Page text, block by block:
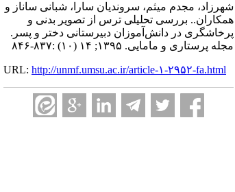
شهرزاد، مجدم میثم، سروندیان سارا، شبانی ساناز و
همکاران.. بررسی تحلیلی ترس از تصویر بدنی و
پرخاشگری در دانش‌آموزان دبیرستانی دختر و پسر.
مجله پرستاری و مامایی. ۱۳۹۵; ۱۴ (۱۰) :۸۳۷-۸۴۶
URL: http://unmf.umsu.ac.ir/article-۱-۲۹۵۲-fa.html